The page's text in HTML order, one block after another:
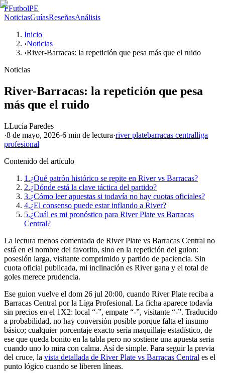
FFutbolPE
NoticiasGuíasReseñasAnálisis
Inicio
›Noticias
›River-Barracas: la repetición que pesa más que el ruido
Noticias
River-Barracas: la repetición que pesa
más que el ruido
LLucía Paredes
·8 de mayo, 2026·6 min de lectura·river platebarracas centralliga
profesional
Contenido del artículo
1.¿Qué patrón histórico se repite en River vs Barracas?
2.¿Dónde está la clave táctica del partido?
3.¿Cómo leer apuestas si todavía no hay cuotas oficiales?
4.¿El consenso puede estar inflando a River?
5.¿Cuál es mi pronóstico para River Plate vs Barracas
Central?
La lectura menos comentada de River Plate vs Barracas Central no
está en el nombre del favorito, sino en la repetición del guion:
posesión larga, visitante comprimido y partido de paciencia. Sin
cuota oficial publicada, mi inclinación es River gana y el total de
goles merece prudencia.
Ese guion vuelve el dom 26 jul 20:00, cuando River Plate reciba a
Barracas Central por la Liga Profesional. La ficha aparece todavía
sin precios en el 1X2: local “-”, empate “-”, visitante “-”. Traducido
a probabilidad, no hay conversión posible porque falta el insumo
básico; cualquier porcentaje exacto sería maquillaje estadístico, de
ese que queda bonito en la tabla pero no sostiene una apuesta seria
cuando uno lo mira con calma. Así de simple. Para seguir la previa
del cruce, la vista detallada de River Plate vs Barracas Central es el
punto lógico cuando se liberen líneas.